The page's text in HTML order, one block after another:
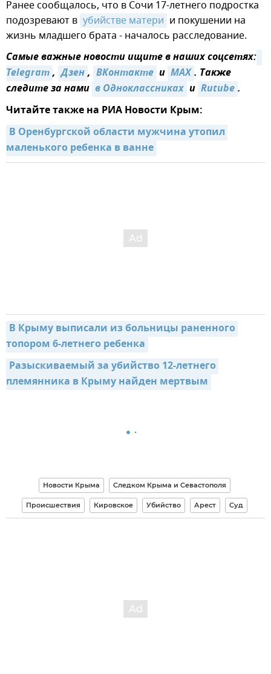
Ранее сообщалось, что в Сочи 17-летнего подростка
подозревают в убийстве матери и покушении на
жизнь младшего брата - началось расследование.
Самые важные новости ищите в наших соцсетях:
Telegram, Дзен, ВКонтакте и MAX. Также
следите за нами в Одноклассниках и Rutube.
Читайте также на РИА Новости Крым:
В Оренбургской области мужчина утопил
маленького ребенка в ванне
В Крыму выписали из больницы раненного
топором 6-летнего ребенка
Разыскиваемый за убийство 12-летнего
племянника в Крыму найден мертвым
Новости Крыма Следком Крыма и Севастополя
Происшествия Кировское Убийство Арест Суд